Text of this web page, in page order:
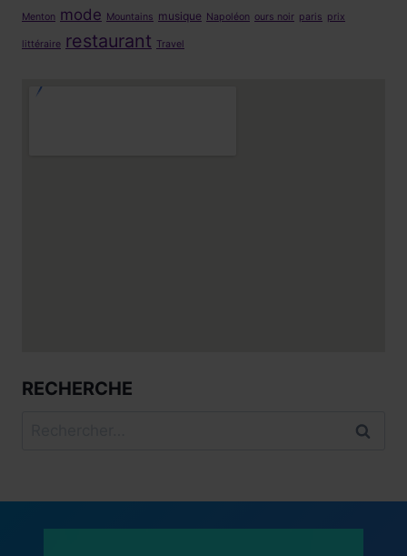
Menton mode Mountains musique Napoléon ours noir paris prix
littéraire restaurant Travel
RECHERCHE